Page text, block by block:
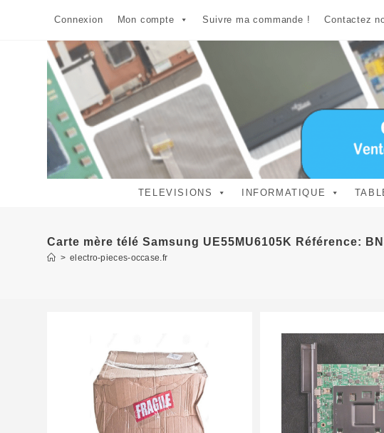
Connexion Mon compte Suivre ma commande ! Contactez
TELEVISIONS INFORMATIQUE
Carte mère télé Samsung UE55MU6105K Référence:
> electro-pieces-occase.fr